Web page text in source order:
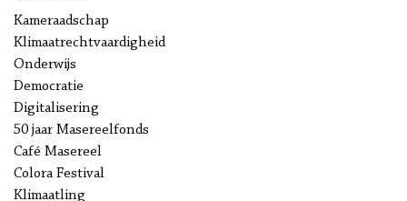
Kameraadschap
Klimaatrechtvaardigheid
Onderwijs
Democratie
Digitalisering
50 jaar Masereelfonds
Café Masereel
Colora Festival
Klimaatling